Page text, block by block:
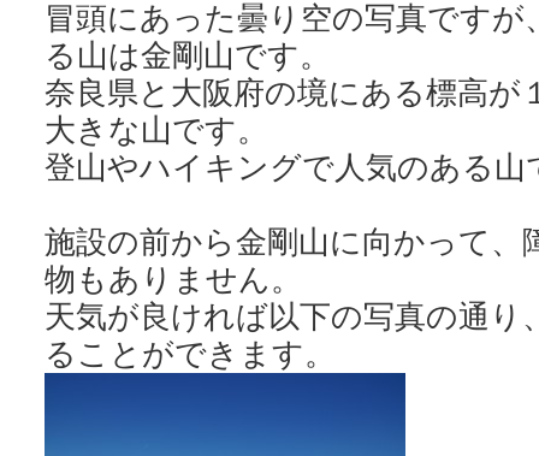
冒頭にあった曇り空の写真です
る山は金剛山です。
奈良県と大阪府の境にある標高が
大きな山です。
登山やハイキングで人気のある山
施設の前から金剛山に向かって、
物もありません。
天気が良ければ以下の写真の通り